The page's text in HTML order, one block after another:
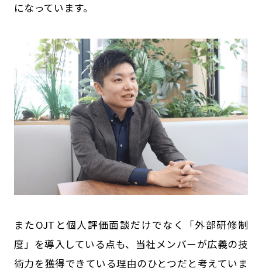
になっています。
またOJTと個人評価面談だけでなく「外部研修制
度」を導入している点も、当社メンバーが広義の技
術力を獲得できている理由のひとつだと考えていま